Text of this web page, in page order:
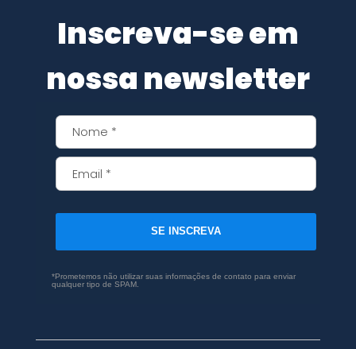
Inscreva-se em
nossa newsletter
SE INSCREVA
*Prometemos não utilizar suas informações de contato para enviar
qualquer tipo de SPAM.